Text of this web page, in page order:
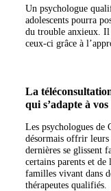
Un psychologue
adolescents pourra
du trouble anxieux. Il
ceux-ci grâce à
La
qui s’adapte à vos
Les psychologues
désormais offrir leurs
dernières se glissent
certains parents et
familles vivant dans
thérapeutes qualifiés.